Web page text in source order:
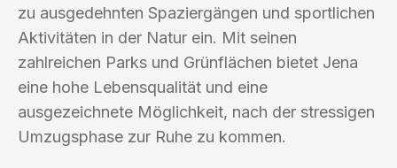
zu ausgedehnten Spaziergängen und sportlichen
Aktivitäten in der Natur ein. Mit seinen
zahlreichen Parks und Grünflächen bietet Jena
eine hohe Lebensqualität und eine
ausgezeichnete Möglichkeit, nach der stressigen
Umzugsphase zur Ruhe zu kommen.